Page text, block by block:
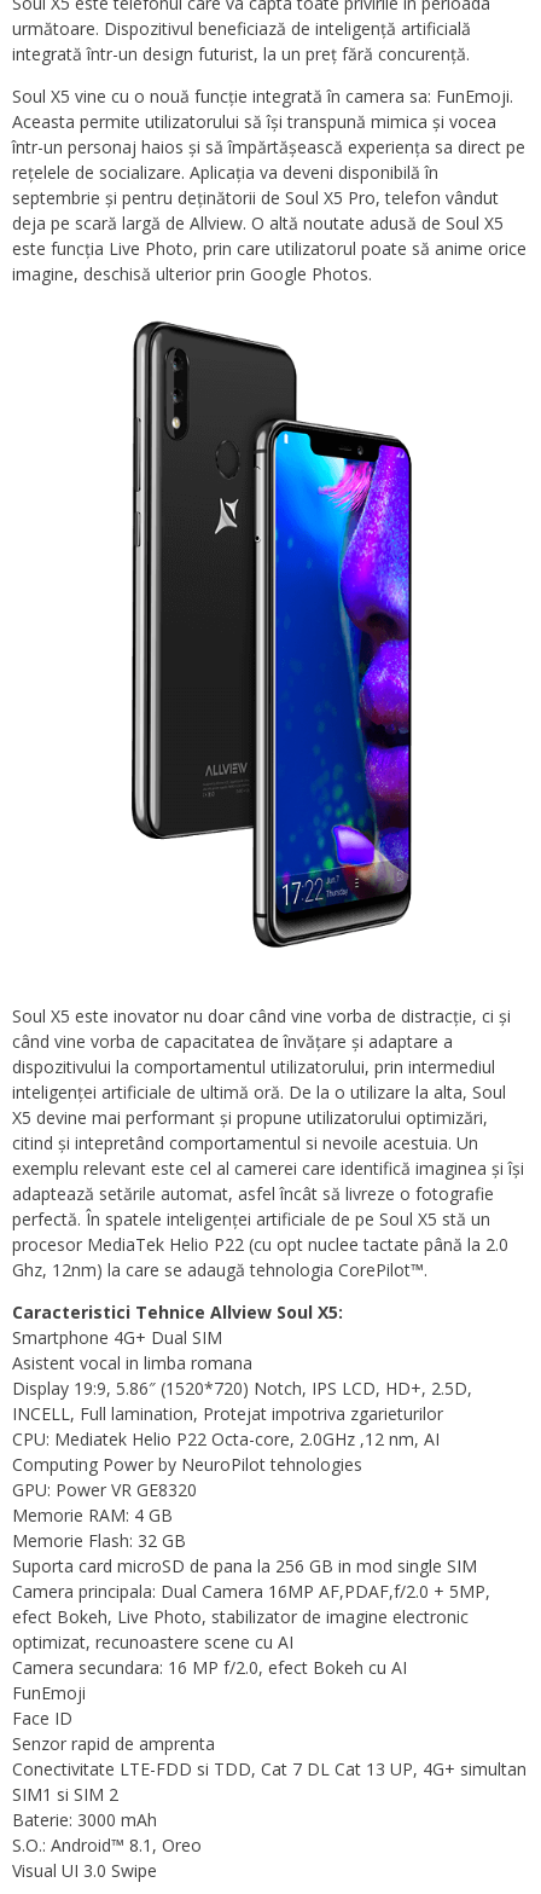
următoare. Dispozitivul beneficiază de inteligență artificială
integrată într-un design futurist, la un preț fără concurență.
Soul X5 vine cu o nouă funcție integrată în camera sa: FunEmoji.
Aceasta permite utilizatorului să își transpună mimica și vocea
într-un personaj haios și să împărtășească experiența sa direct pe
rețelele de socializare. Aplicația va deveni disponibilă în
septembrie și pentru deținătorii de Soul X5 Pro, telefon vândut
deja pe scară largă de Allview. O altă noutate adusă de Soul X5
este funcția Live Photo, prin care utilizatorul poate să anime orice
imagine, deschisă ulterior prin Google Photos.
Soul X5 este inovator nu doar când vine vorba de distracție, ci și
când vine vorba de capacitatea de învățare și adaptare a
dispozitivului la comportamentul utilizatorului, prin intermediul
inteligenței artificiale de ultimă oră. De la o utilizare la alta, Soul
X5 devine mai performant și propune utilizatorului optimizări,
citind și intepretând comportamentul si nevoile acestuia. Un
exemplu relevant este cel al camerei care identifică imaginea și își
adaptează setările automat, asfel încât să livreze o fotografie
perfectă. În spatele inteligenței artificiale de pe Soul X5 stă un
procesor MediaTek Helio P22 (cu opt nuclee tactate până la 2.0
Ghz, 12nm) la care se adaugă tehnologia CorePilot™.
Caracteristici Tehnice Allview Soul X5:
Smartphone 4G+ Dual SIM
Asistent vocal in limba romana
Display 19:9, 5.86″ (1520*720) Notch, IPS LCD, HD+, 2.5D,
INCELL, Full lamination, Protejat impotriva zgarieturilor
CPU: Mediatek Helio P22 Octa-core, 2.0GHz ,12 nm, AI
Computing Power by NeuroPilot tehnologies
GPU: Power VR GE8320
Memorie RAM: 4 GB
Memorie Flash: 32 GB
Suporta card microSD de pana la 256 GB in mod single SIM
Camera principala: Dual Camera 16MP AF,PDAF,f/2.0 + 5MP,
efect Bokeh, Live Photo, stabilizator de imagine electronic
optimizat, recunoastere scene cu AI
Camera secundara: 16 MP f/2.0, efect Bokeh cu AI
FunEmoji
Face ID
Senzor rapid de amprenta
Conectivitate LTE-FDD si TDD, Cat 7 DL Cat 13 UP, 4G+ simultan
SIM1 si SIM 2
Baterie: 3000 mAh
S.O.: Android™ 8.1, Oreo
Visual UI 3.0 Swipe